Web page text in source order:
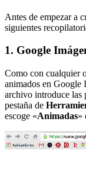
Antes de empezar a
siguientes
1. Google
Como con cualquier
animados en Google
archivo introduce las
pestaña de
escoge «Animadas»